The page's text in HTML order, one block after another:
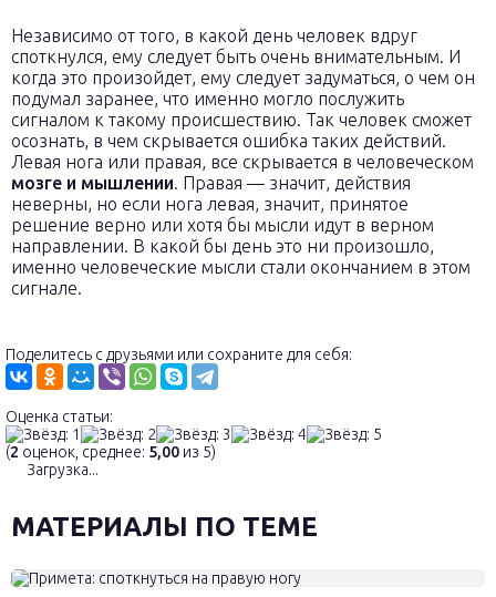
Независимо от того, в какой день человек вдруг
споткнулся, ему следует быть очень внимательным. И
когда это произойдет, ему следует задуматься, о чем он
подумал заранее, что именно могло послужить
сигналом к такому происшествию. Так человек сможет
осознать, в чем скрывается ошибка таких действий.
Левая нога или правая, все скрывается в человеческом
мозге и мышлении. Правая — значит, действия
неверны, но если нога левая, значит, принятое
решение верно или хотя бы мысли идут в верном
направлении. В какой бы день это ни произошло,
именно человеческие мысли стали окончанием в этом
сигнале.
Поделитесь с друзьями или сохраните для себя:
Оценка статьи:
(2 оценок, среднее: 5,00 из 5)
Загрузка...
МАТЕРИАЛЫ ПО ТЕМЕ